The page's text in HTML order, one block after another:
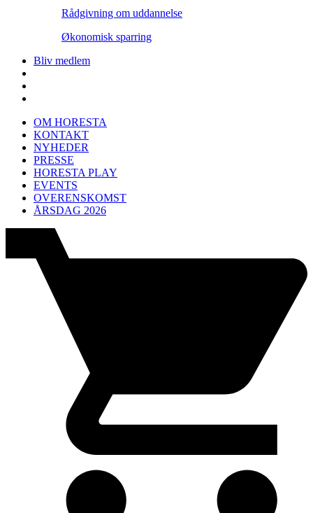
Rådgivning om uddannelse
Økonomisk sparring
Bliv medlem
OM HORESTA
KONTAKT
NYHEDER
PRESSE
HORESTA PLAY
EVENTS
OVERENSKOMST
ÅRSDAG 2026